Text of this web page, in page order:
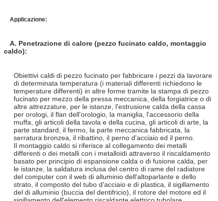
Applicazione:
A. Penetrazione di calore (pezzo fucinato caldo, montaggio
caldo):
Obiettivi caldi di pezzo fucinato per fabbricare i pezzi da lavorare
di determinata temperatura (i materiali differenti richiedono le
temperature differenti) in altre forme tramite la stampa di pezzo
fucinato per mezzo della pressa meccanica, della forgiatrice o di
altre attrezzature, per le istanze, l'estrusione calda della cassa
per orologi, il flan dell'orologio, la maniglia, l'accessorio della
muffa, gli articoli della tavola e della cucina, gli articoli di arte, la
parte standard, il fermo, la parte meccanica fabbricata, la
serratura bronzea, il ribattino, il perno d'acciaio ed il perno.
Il montaggio caldo si riferisce al collegamento dei metalli
differenti o dei metalli con i metalloidi attraverso il riscaldamento
basato per principio di espansione calda o di fusione calda, per
le istanze, la saldatura inclusa del centro di rame del radiatore
del computer con il web di alluminio dell'altoparlante e dello
strato, il composto del tubo d'acciaio e di plastica, il sigillamento
del di alluminio (buccia del dentifricio), il rotore del motore ed il